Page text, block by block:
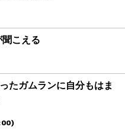
こえる
たガムランに自分もはま